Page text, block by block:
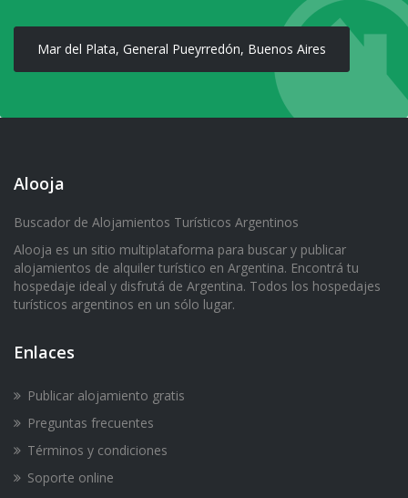
Mar del Plata, General Pueyrredón, Buenos Aires
Alooja
Buscador de Alojamientos Turísticos Argentinos
Alooja es un sitio multiplataforma para buscar y publicar
alojamientos de alquiler turístico en Argentina. Encontrá tu
hospedaje ideal y disfrutá de Argentina. Todos los hospedajes
turísticos argentinos en un sólo lugar.
Enlaces
Publicar alojamiento gratis
Preguntas frecuentes
Términos y condiciones
Soporte online